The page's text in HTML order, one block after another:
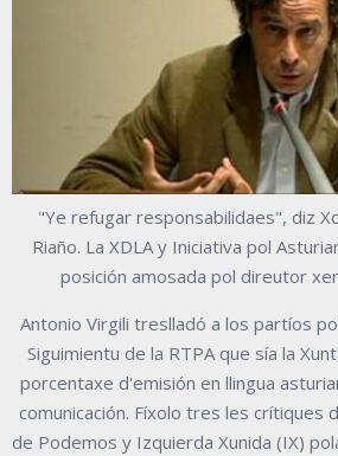
"Ye refugar responsabilidaes", diz
Riaño. La XDLA y Iniciativa pol
posición amosada pol direutor
Antonio Virgili treslladó a los partíos
Siguimientu de la RTPA que sía la
porcentaxe d'emisión en llingua
comunicación. Fíxolo tres les crítiques
de Podemos y Izquierda Xunida (IX)